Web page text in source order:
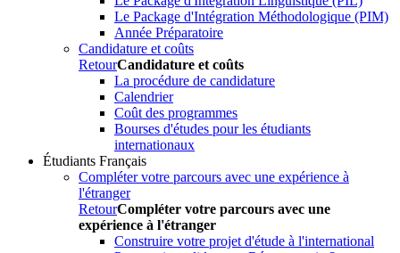
Le Package d'Intégration Méthodologique (PIM)
Année Préparatoire
Candidature et coûts
RetourCandidature et coûts
La procédure de candidature
Calendrier
Coût des programmes
Bourses d'études pour les étudiants
internationaux
Étudiants Français
Compléter votre parcours avec une expérience à
l'étranger
RetourCompléter votre parcours avec une
expérience à l'étranger
Construire votre projet d'étude à l'international